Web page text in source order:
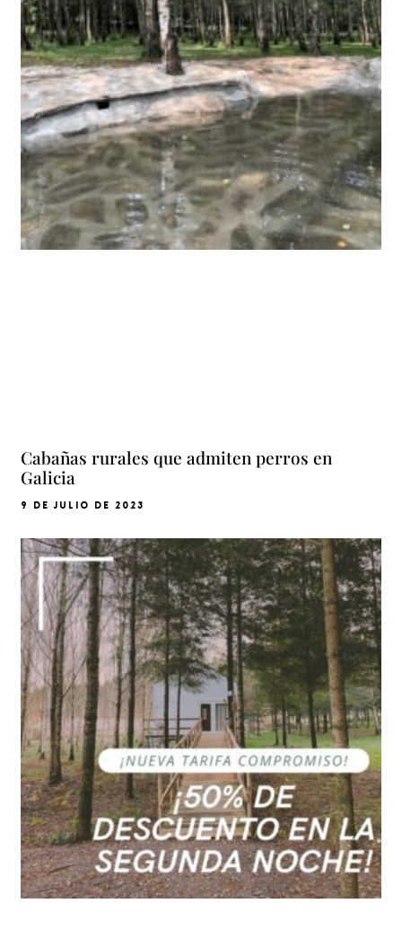
Cabañas rurales que admiten perros en
Galicia
9 DE JULIO DE 2023